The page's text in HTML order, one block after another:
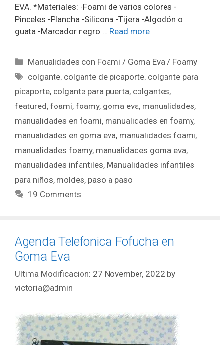
EVA. *Materiales: -Foami de varios colores -
Pinceles -Plancha -Silicona -Tijera -Algodón o
guata -Marcador negro … Read more
Manualidades con Foami / Goma Eva / Foamy
colgante, colgante de picaporte, colgante para
picaporte, colgante para puerta, colgantes,
featured, foami, foamy, goma eva, manualidades,
manualidades en foami, manualidades en foamy,
manualidades en goma eva, manualidades foami,
manualidades foamy, manualidades goma eva,
manualidades infantiles, Manualidades infantiles
para niños, moldes, paso a paso
19 Comments
Agenda Telefonica Fofucha en
Goma Eva
27 November, 2022 by
victoria@admin